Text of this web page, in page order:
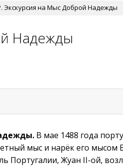
Экскурсия на Мыс Доброй Надежды
Надежды
В мае 1488 года
мыс и нарёк его мысом
Португалии, Жуан II-ой,